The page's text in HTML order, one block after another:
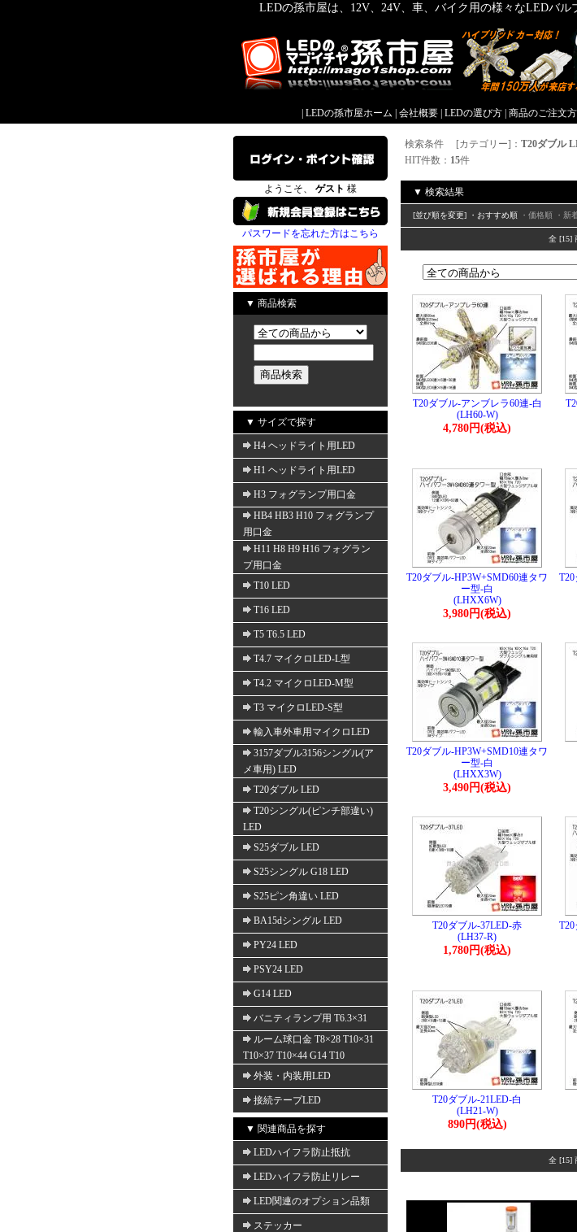
LEDの孫市屋は、12V、24V、車、バイク用の様々なLEDバル
LEDの孫市屋ホーム 会社概要 LEDの選び方 商品のご注文
ようこそ、 ゲスト 様
パスワードを忘れた方はこちら
▼ 商品検索
▼ サイズで探す
H4 ヘッドライト用LED
H1 ヘッドライト用LED
H3 フォグランプ用口金
HB4 HB3 H10 フォグランプ
用口金
H11 H8 H9 H16 フォグラン
プ用口金
T10 LED
T16 LED
T5 T6.5 LED
T4.7 マイクロLED-L型
T4.2 マイクロLED-M型
T3 マイクロLED-S型
輸入車外車用マイクロLED
3157ダブル3156シングル(ア
メ車用) LED
T20ダブル LED
T20シングル(ピンチ部違い)
LED
S25ダブル LED
S25シングル G18 LED
S25ピン角違い LED
BA15dシングル LED
PY24 LED
PSY24 LED
G14 LED
バニティランプ用 T6.3×31
ルーム球口金 T8×28 T10×31
T10×37 T10×44 G14 T10
外装・内装用LED
接続テープLED
▼ 関連商品を探す
LEDハイフラ防止抵抗
LEDハイフラ防止リレー
LED関連のオプション品類
ステッカー
検索条件 [カテゴリー]： T20ダブル
HIT件数： 15件
▼ 検索結果
[並び順を変更] ・おすすめ順 ・価格順 ・新
全 [15]
T20ダブル-アンブレラ60連-白
(LH60-W)
4,780円(税込)
T20ダブル-HP3W+SMD60連タワ
ー型-白
(LHXX6W)
3,980円(税込)
T20ダブル-HP3W+SMD10連タワ
ー型-白
(LHXX3W)
3,490円(税込)
T20ダブル-37LED-赤
(LH37-R)
1,780円(税込)
T20ダブル-21LED-白
(LH21-W)
890円(税込)
全 [15]